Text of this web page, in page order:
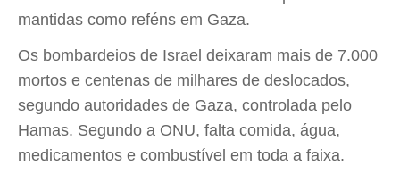
mantidas como reféns em Gaza.
Os bombardeios de Israel deixaram mais de 7.000
mortos e centenas de milhares de deslocados,
segundo autoridades de Gaza, controlada pelo
Hamas. Segundo a ONU, falta comida, água,
medicamentos e combustível em toda a faixa.